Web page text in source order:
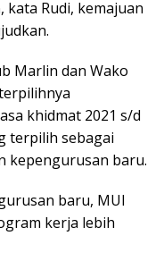
Rudi, kemajuan
Marlin dan Wako
khidmat 2021 s/d
terpilih sebagai
kepengurusan baru.
baru, MUI
kerja lebih